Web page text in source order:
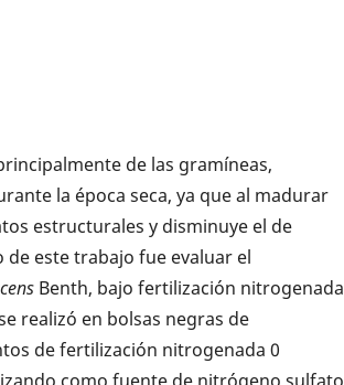
de las gramíneas,
la época seca, ya que al madurar
estructurales y disminuye el de
este trabajo fue evaluar el
Benth, bajo fertilización nitrogenada
realizó en bolsas negras de
de fertilización nitrogenada 0